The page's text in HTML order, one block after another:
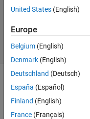
347
7 likes
行列 a
United States (English)
Europe
Belgium (English)
Denmark (English)
Deutschland (Deutsch)
España (Español)
Finland (English)
France (Français)